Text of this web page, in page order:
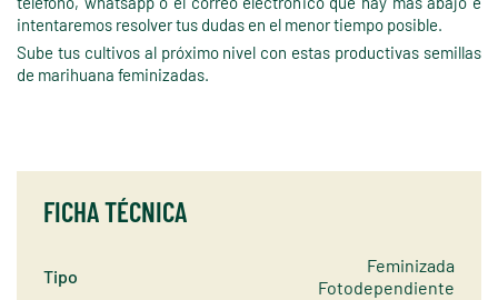
intentaremos resolver tus dudas en el menor tiempo posible.
Sube tus cultivos al próximo nivel con estas productivas semillas
de marihuana feminizadas.
FICHA TÉCNICA
Tipo
Feminizada
Fotodependiente